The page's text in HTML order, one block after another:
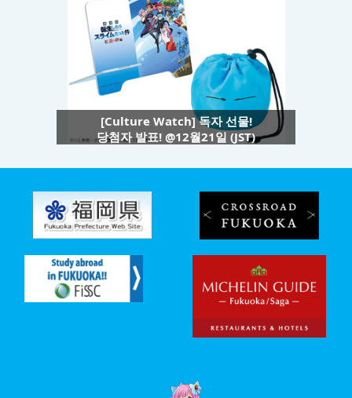
[Culture Watch] 독자 선물!
당첨자 발표! @12월21일 (JST)